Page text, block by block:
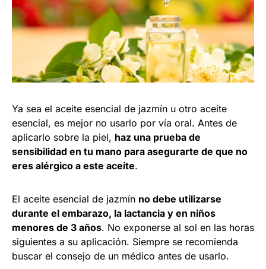
Ya sea el aceite esencial de jazmín u otro aceite
esencial, es mejor no usarlo por vía oral. Antes de
aplicarlo sobre la piel, haz una prueba de
sensibilidad en tu mano para asegurarte de que no
eres alérgico a este aceite.
El aceite esencial de jazmín no debe utilizarse
durante el embarazo, la lactancia y en niños
menores de 3 años. No exponerse al sol en las horas
siguientes a su aplicación. Siempre se recomienda
buscar el consejo de un médico antes de usarlo.